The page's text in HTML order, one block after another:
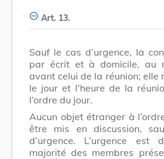
Art. 13.
Sauf le cas d’urgence, la
par écrit et à domicile, au
avant celui de la réunion; elle
le jour et l’heure de la
l’ordre du jour.
Aucun objet étranger à
être mis en discussion,
d’urgence. L’urgence est
majorité des membres